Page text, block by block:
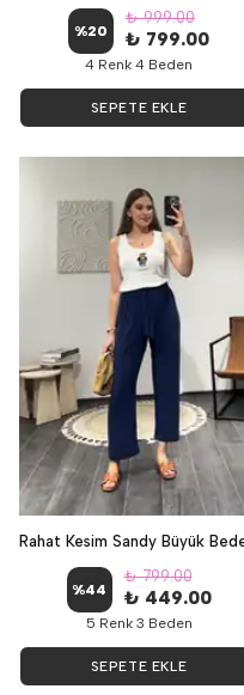
%20
₺ 999.00
₺ 799.00
4 Renk 4 Beden
SEPETE EKLE
%44
₺ 799.00
₺ 449.00
5 Renk 3 Beden
SEPETE EKLE